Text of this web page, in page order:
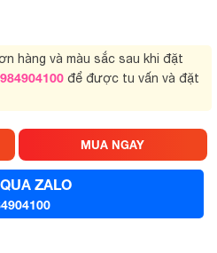
hàng và màu sắc sau khi đặt
để được tu vấn và đặt
MUA NGAY
ZALO